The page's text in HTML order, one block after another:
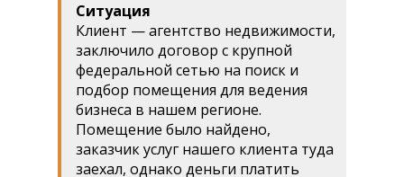
Ситуация
Клиент — агентство недвижимости,
заключило договор с крупной
федеральной сетью на поиск и
подбор помещения для ведения
бизнеса в нашем регионе.
Помещение было найдено,
заказчик услуг нашего клиента туда
заехал, однако деньги платить